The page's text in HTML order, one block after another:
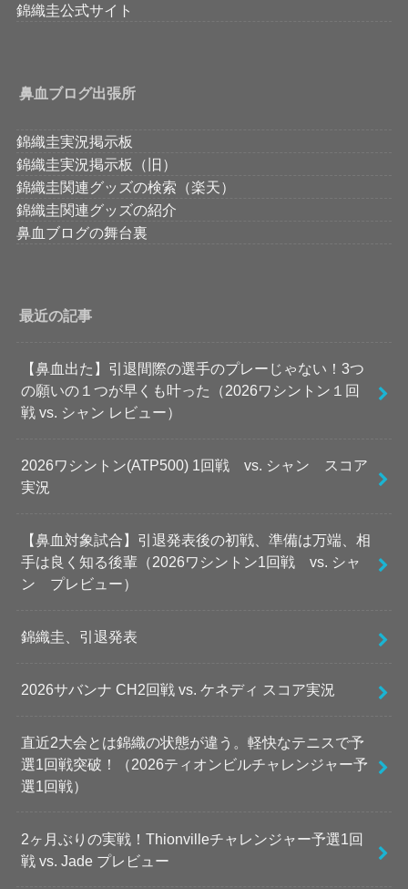
錦織圭公式サイト
鼻血ブログ出張所
錦織圭実況掲示板
錦織圭実況掲示板（旧）
錦織圭関連グッズの検索（楽天）
錦織圭関連グッズの紹介
鼻血ブログの舞台裏
最近の記事
【鼻血出た】引退間際の選手のプレーじゃない！3つ
の願いの１つが早くも叶った（2026ワシントン１回
戦 vs. シャン レビュー）
2026ワシントン(ATP500) 1回戦 vs. シャン スコア
実況
【鼻血対象試合】引退発表後の初戦、準備は万端、相
手は良く知る後輩（2026ワシントン1回戦 vs. シャ
ン プレビュー）
錦織圭、引退発表
2026サバンナ CH2回戦 vs. ケネディ スコア実況
直近2大会とは錦織の状態が違う。軽快なテニスで予
選1回戦突破！（2026ティオンビルチャレンジャー予
選1回戦）
2ヶ月ぶりの実戦！Thionvilleチャレンジャー予選1回
戦 vs. Jade プレビュー